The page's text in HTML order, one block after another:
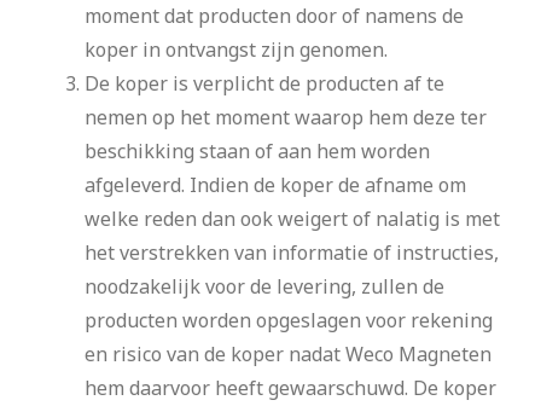
moment dat producten door of namens de
koper in ontvangst zijn genomen.
De koper is verplicht de producten af te
nemen op het moment waarop hem deze ter
beschikking staan of aan hem worden
afgeleverd. Indien de koper de afname om
welke reden dan ook weigert of nalatig is met
het verstrekken van informatie of instructies,
noodzakelijk voor de levering, zullen de
producten worden opgeslagen voor rekening
en risico van de koper nadat Weco Magneten
hem daarvoor heeft gewaarschuwd. De koper